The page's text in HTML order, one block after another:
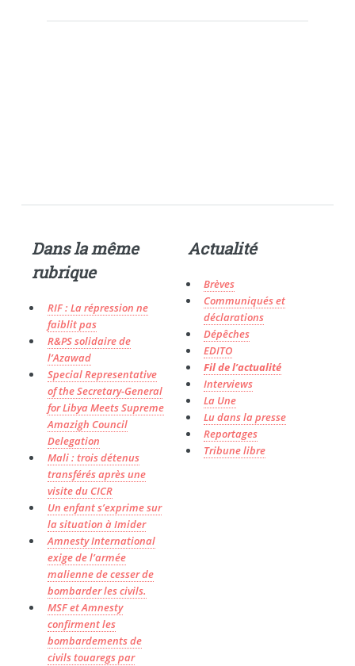
Dans la même
rubrique
RIF : La répression ne
faiblit pas
R&PS solidaire de
l’Azawad
Special Representative
of the Secretary-General
for Libya Meets Supreme
Amazigh Council
Delegation
Mali : trois détenus
transférés après une
visite du CICR
Un enfant s’exprime sur
la situation à Imider
Amnesty International
exige de l’armée
malienne de cesser de
bombarder les civils.
MSF et Amnesty
confirment les
bombardements de
civils touaregs par
Actualité
Brèves
Communiqués et
déclarations
Dépêches
EDITO
Fil de l’actualité
Interviews
La Une
Lu dans la presse
Reportages
Tribune libre